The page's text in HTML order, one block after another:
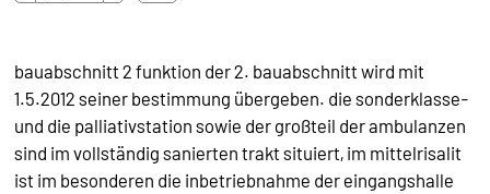
bauabschnitt 2 funktion der 2. bauabschnitt wird mit
1.5.2012 seiner bestimmung übergeben. die sonderklasse-
und die palliativstation sowie der großteil der ambulanzen
sind im vollständig sanierten trakt situiert, im mittelrisalit
ist im besonderen die inbetriebnahme der eingangshalle